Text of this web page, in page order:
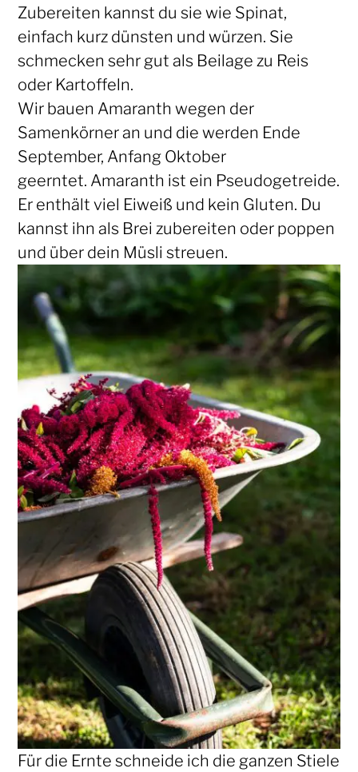
Zubereiten kannst du sie wie Spinat,
einfach kurz dünsten und würzen. Sie
schmecken sehr gut als Beilage zu Reis
oder Kartoffeln.
Wir bauen Amaranth wegen der
Samenkörner an und die werden Ende
September, Anfang Oktober
geerntet. Amaranth ist ein Pseudogetreide.
Er enthält viel Eiweiß und kein Gluten. Du
kannst ihn als Brei zubereiten oder poppen
und über dein Müsli streuen.
Für die Ernte schneide ich die ganzen Stiele